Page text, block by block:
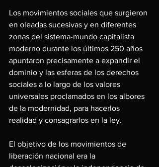
Los movimientos sociales que surgieron
en oleadas sucesivas y en diferentes
zonas del sistema-mundo capitalista
moderno durante los últimos 250 años
apuntaron precisamente a expandir el
dominio y las esferas de los derechos
sociales a lo largo de los valores
universales proclamados en los albores
de la modernidad, para hacerlos
realidad y consagrarlos en la ley.
El objetivo de los movimientos de
liberación nacional era la